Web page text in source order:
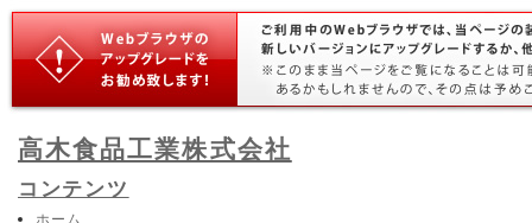
高木食品工業株式会社
コンテンツ
ホーム